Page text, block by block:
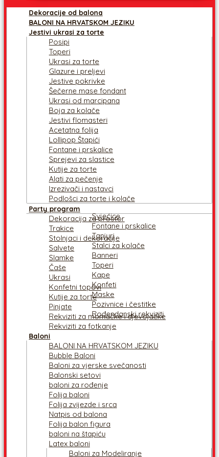
Dekoracije od balona
BALONI NA HRVATSKOM JEZIKU
Jestivi ukrasi za torte
Posipi
Toperi
Ukrasi za torte
Glazure i preljevi
Jestive pokrivke
Šečerne mase fondant
Ukrasi od marcipana
Boja za kolače
Jestivi flomasteri
Acetatna folija
Lollipop Štapići
Fontane i prskalice
Sprejevi za slastice
Kutije za torte
Alati za pečenje
Izrezivači i nastavci
Podlošci za torte i kolače
Party program
Dekoracija za prostor
Svjećice
Trakice
Fontane i prskalice
Stolnjaci i dekoracije
Tanjuri
Salvete
Stalci za kolače
Slamke
Banneri
Čaše
Toperi
Ukrasi
Kape
Konfetni topoviKonfeti
Kutije za torteMaske
Pinjate
Pozivnice i čestitke
Rekviziti za momačke i djevojačke
Rođendanski rekviziti
Rekviziti za fotkanje
Baloni
BALONI NA HRVATSKOM JEZIKU
Bubble Baloni
Baloni za vjerske svečanosti
Balonski setovi
baloni za rođenje
Folija baloni
Folija zvijezde i srca
Natpis od balona
Folija balon figura
baloni na štapiću
Latex baloni
Baloni za Modeliranje